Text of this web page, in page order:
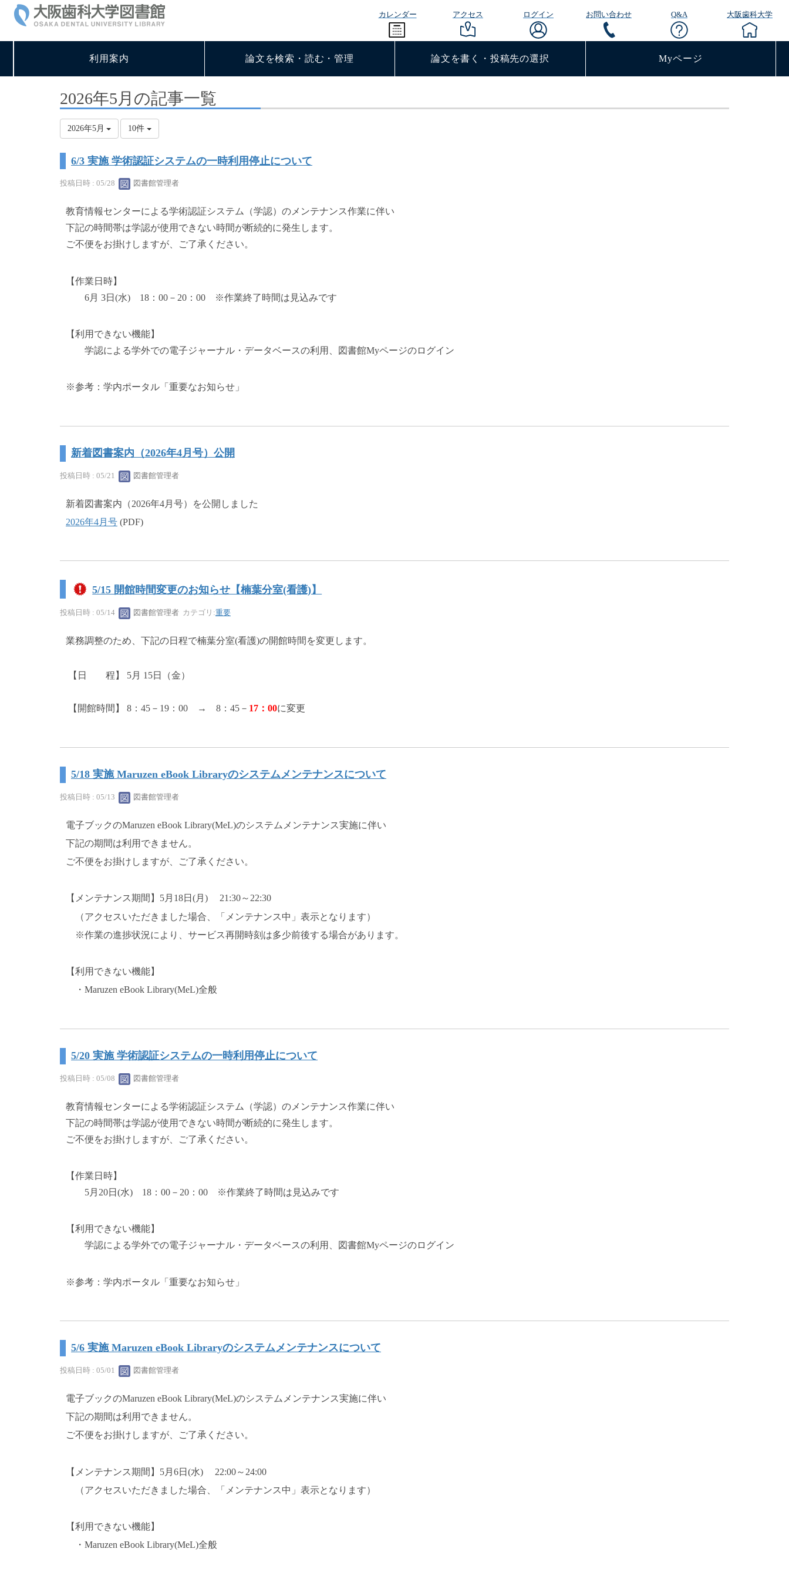
カレンダー アクセス ログイン お問い合わせ Q&A 大阪歯科大学
利用案内 論文を検索・読む・管理 論文を書く・投稿先の選択 Myページ
2026年5月の記事一覧
2026年5月 10件
6/3 実施 学術認証システムの一時利用停止について
投稿日時 : 05/28 図書館管理者
教育情報センターによる学術認証システム（学認）のメンテナンス作業に伴い
下記の時間帯は学認が使用できない時間が断続的に発生します。
ご不便をお掛けしますが、ご了承ください。
【作業日時】
6月 3日(水) 18：00－20：00 ※作業終了時間は見込みです
【利用できない機能】
学認による学外での電子ジャーナル・データベースの利用、図書館Myページのログイン
※参考：学内ポータル「重要なお知らせ」
新着図書案内（2026年4月号）公開
投稿日時 : 05/21 図書館管理者
新着図書案内（2026年4月号）を公開しました
2026年4月号 (PDF)
5/15 開館時間変更のお知らせ【楠葉分室(看護)】
投稿日時 : 05/14 図書館管理者 カテゴリ:重要
業務調整のため、下記の日程で楠葉分室(看護)の開館時間を変更します。
【日 程】 5月 15日（金）
【開館時間】 8：45－19：00 → 8：45－ 17：00に変更
5/18 実施 Maruzen eBook Libraryのシステムメンテナンスについて
投稿日時 : 05/13 図書館管理者
電子ブックのMaruzen eBook Library(MeL)のシステムメンテナンス実施に伴い
下記の期間は利用できません。
ご不便をお掛けしますが、ご了承ください。
【メンテナンス期間】5月18日(月) 21:30～22:30
（アクセスいただきました場合、「メンテナンス中」表示となります）
※作業の進捗状況により、サービス再開時刻は多少前後する場合があります。
【利用できない機能】
・Maruzen eBook Library(MeL)全般
5/20 実施 学術認証システムの一時利用停止について
投稿日時 : 05/08 図書館管理者
教育情報センターによる学術認証システム（学認）のメンテナンス作業に伴い
下記の時間帯は学認が使用できない時間が断続的に発生します。
ご不便をお掛けしますが、ご了承ください。
【作業日時】
5月20日(水) 18：00－20：00 ※作業終了時間は見込みです
【利用できない機能】
学認による学外での電子ジャーナル・データベースの利用、図書館Myページのログイン
※参考：学内ポータル「重要なお知らせ」
5/6 実施 Maruzen eBook Libraryのシステムメンテナンスについて
投稿日時 : 05/01 図書館管理者
電子ブックのMaruzen eBook Library(MeL)のシステムメンテナンス実施に伴い
下記の期間は利用できません。
ご不便をお掛けしますが、ご了承ください。
【メンテナンス期間】5月6日(水) 22:00～24:00
（アクセスいただきました場合、「メンテナンス中」表示となります）
【利用できない機能】
・Maruzen eBook Library(MeL)全般